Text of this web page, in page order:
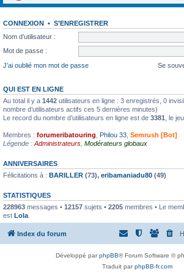
CONNEXION • S’ENREGISTRER
Nom d’utilisateur :
Mot de passe :
J’ai oublié mon mot de passe
Se
QUI EST EN LIGNE
Au total il y a 1442 utilisateurs en ligne : 3 enregistrés, 0
nombre d’utilisateurs actifs ces 5 dernières minutes)
Le record du nombre d’utilisateurs en ligne est de 3381 , le
Membres : forumeribatouring Philou 33 Semrush [Bot]
Légende : Administrateurs Modérateurs globaux
ANNIVERSAIRES
Félicitations à : BARILLER (73), eribamaniadu80 (49)
STATISTIQUES
228963 messages • 12157 sujets • 2205 membres • Le
est Lola
Index du forum
Développé parphpBB® Forum Software ©
Traduit parphpBB-fr.com